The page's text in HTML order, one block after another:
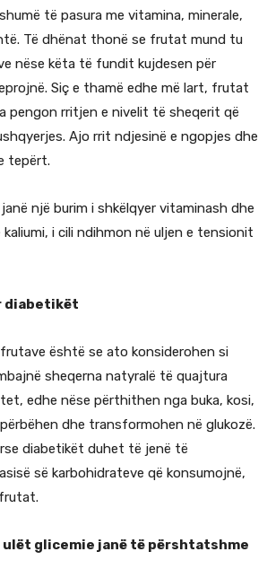
të pasura me vitamina, minerale,
Të dhënat thonë se frutat mund tu
nëse këta të fundit kujdesen për
Siç e thamë edhe më lart, frutat
pengon rritjen e nivelit të sheqerit që
Ajo rrit ndjesinë e ngopjes dhe
tepërt.
një burim i shkëlqyer vitaminash dhe
i cili ndihmon në uljen e tensionit
diabetikët
është se ato konsiderohen si
sheqerna natyralë të quajtura
edhe nëse përthithen nga buka, kosi,
dhe transformohen në glukozë.
diabetikët duhet të jenë të
së karbohidrateve që konsumojnë,
glicemie janë të përshtatshme